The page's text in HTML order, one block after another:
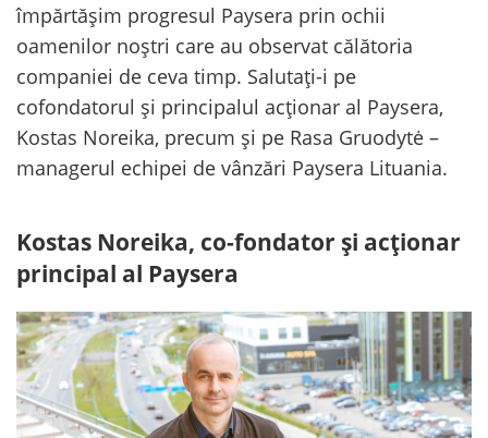
împărtășim progresul Paysera prin ochii
oamenilor noștri care au observat călătoria
companiei de ceva timp. Salutați-i pe
cofondatorul și principalul acționar al Paysera,
Kostas Noreika, precum și pe Rasa Gruodytė –
managerul echipei de vânzări Paysera Lituania.
Kostas Noreika, co-fondator și acționar
principal al Paysera